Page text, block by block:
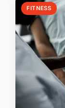
FITNESS